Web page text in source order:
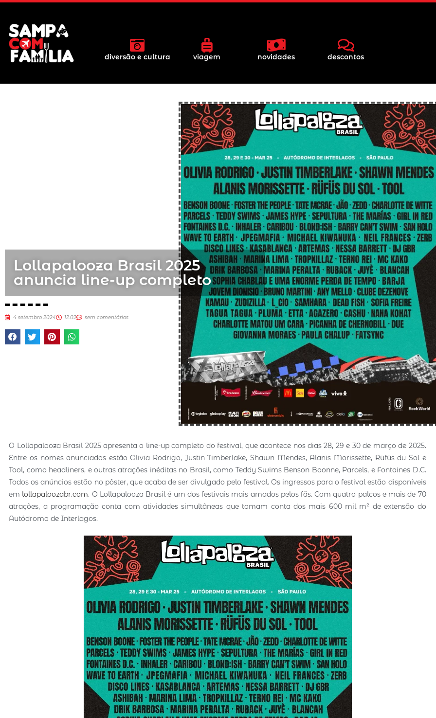
diversão e cultura viagem novidades descontos
Lollapalooza Brasil 2025
anuncia line-up completo
4 setembro 2024 12:02 sem comentários
O Lollapalooza Brasil 2025 apresenta o line-up completo do festival, que acontece nos dias 28, 29 e 30 de março de 2025.
Entre os nomes anunciados estão Olivia Rodrigo, Justin Timberlake, Shawn Mendes, Alanis Morissette, Rüfüs du Sol e
Tool, como headliners, e outras atrações inéditas no Brasil, como Teddy Swims Benson Boonne, Parcels, e Fontaines D.C.
Todos os anúncios estão no pôster, que acaba de ser divulgado pelo festival. Os ingressos para o festival estão disponíveis
em lollapaloozabr.com. O Lollapalooza Brasil é um dos festivais mais amados pelos fãs. Com quatro palcos e mais de 70
atrações, a programação conta com atividades simultâneas que tomam conta dos mais 600 mil m² de extensão do
Autódromo de Interlagos.